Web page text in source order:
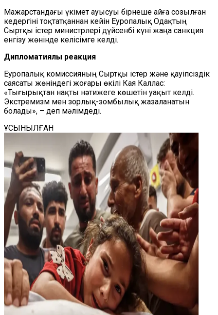
Мажарстандағы үкімет ауысуы бірнеше айға созылған
кедергіні тоқтатқаннан кейін Еуропалық Одақтың
Сыртқы істер министрлері дүйсенбі күні жаңа санкция
енгізу жөнінде келісімге келді.
Дипломатиялық реакция
Еуропалық комиссияның Сыртқы істер және қауіпсіздік
саясаты жөніндегі жоғары өкілі Кая Каллас:
«Тығырықтан нақты нәтижеге көшетін уақыт келді.
Экстремизм мен зорлық-зомбылық жазаланатын
болады», – деп мәлімдеді.
ҰСЫНЫЛҒАН